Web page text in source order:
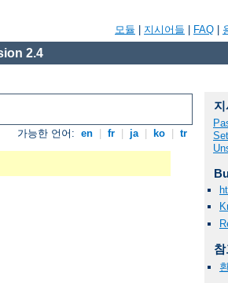
모듈 지시어들 FAQ
2.4
가능한 언어: en fr ja ko tr
지
참